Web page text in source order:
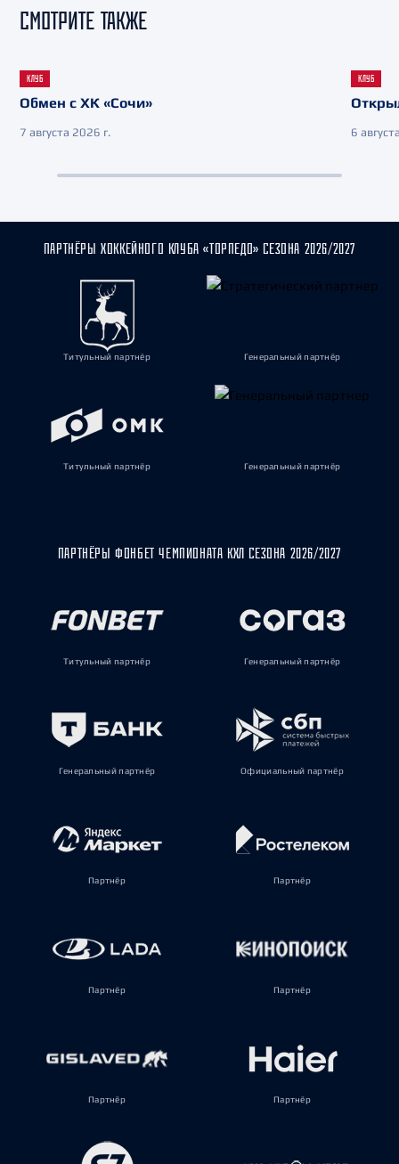
СМОТРИТЕ ТАКЖЕ
КЛУБ
Обмен с ХК «Сочи»
7 августа 2026 г.
КЛУБ
6
ПАРТНЁРЫ ХОККЕЙНОГО КЛУБА «ТОРПЕДО» СЕЗОНА 2026/2027
Титульный партнёр Генеральный партнёр
Титульный партнёр Генеральный партнёр
ПАРТНЁРЫ ФОНБЕТ ЧЕМПИОНАТА КХЛ СЕЗОНА 2026/2027
Титульный партнёр Генеральный партнёр
Генеральный партнёр Официальный партнёр
Партнёр Партнёр
Партнёр Партнёр
Партнёр Партнёр